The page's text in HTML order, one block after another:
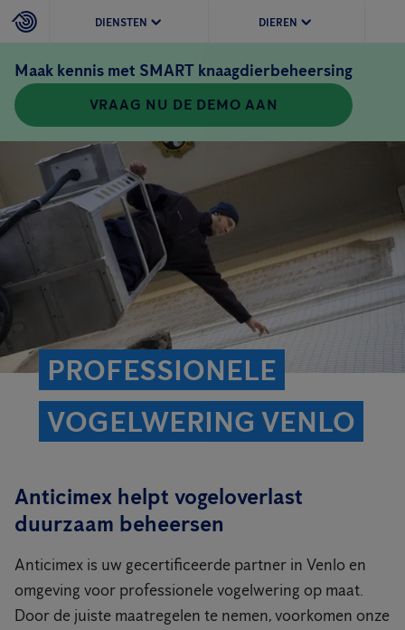
DIENSTEN DIEREN
Maak kennis met SMART knaagdierbeheersing
VRAAG NU DE DEMO AAN
PROFESSIONELE
VOGELWERING VENLO
Anticimex helpt vogeloverlast
duurzaam beheersen
Anticimex is uw gecertificeerde partner in Venlo en
omgeving voor professionele vogelwering op maat.
Door de juiste maatregelen te nemen, voorkomen onze